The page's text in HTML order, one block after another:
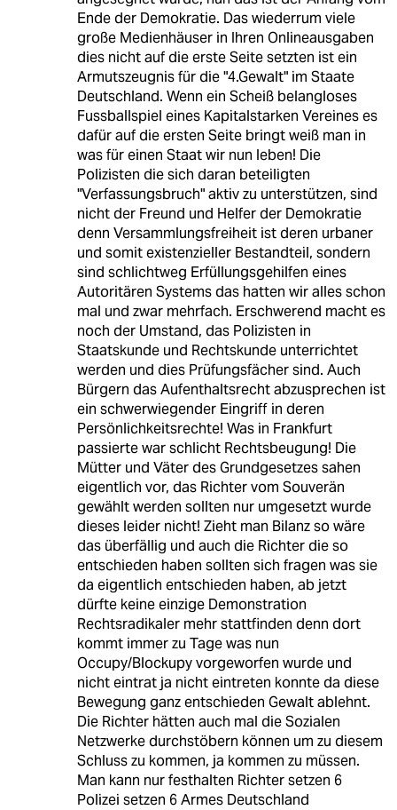
Ende der Demokratie. Das wiederrum viele
große Medienhäuser in Ihren Onlineausgaben
dies nicht auf die erste Seite setzten ist ein
Armutszeugnis für die "4.Gewalt" im Staate
Deutschland. Wenn ein Scheiß belangloses
Fussballspiel eines Kapitalstarken Vereines es
dafür auf die ersten Seite bringt weiß man in
was für einen Staat wir nun leben! Die
Polizisten die sich daran beteiligten
"Verfassungsbruch" aktiv zu unterstützen, sind
nicht der Freund und Helfer der Demokratie
denn Versammlungsfreiheit ist deren urbaner
und somit existenzieller Bestandteil, sondern
sind schlichtweg Erfüllungsgehilfen eines
Autoritären Systems das hatten wir alles schon
mal und zwar mehrfach. Erschwerend macht es
noch der Umstand, das Polizisten in
Staatskunde und Rechtskunde unterrichtet
werden und dies Prüfungsfächer sind. Auch
Bürgern das Aufenthaltsrecht abzusprechen ist
ein schwerwiegender Eingriff in deren
Persönlichkeitsrechte! Was in Frankfurt
passierte war schlicht Rechtsbeugung! Die
Mütter und Väter des Grundgesetzes sahen
eigentlich vor, das Richter vom Souverän
gewählt werden sollten nur umgesetzt wurde
dieses leider nicht! Zieht man Bilanz so wäre
das überfällig und auch die Richter die so
entschieden haben sollten sich fragen was sie
da eigentlich entschieden haben, ab jetzt
dürfte keine einzige Demonstration
Rechtsradikaler mehr stattfinden denn dort
kommt immer zu Tage was nun
Occupy/Blockupy vorgeworfen wurde und
nicht eintrat ja nicht eintreten konnte da diese
Bewegung ganz entschieden Gewalt ablehnt.
Die Richter hätten auch mal die Sozialen
Netzwerke durchstöbern können um zu diesem
Schluss zu kommen, ja kommen zu müssen.
Man kann nur festhalten Richter setzen 6
Polizei setzen 6 Armes Deutschland